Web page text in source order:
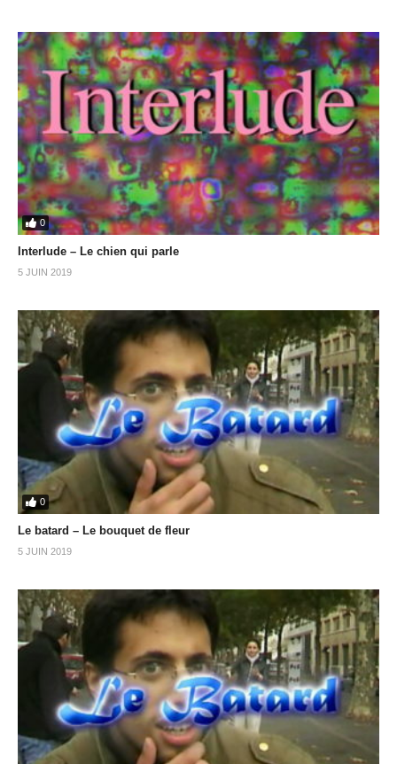
0
Interlude – Le chien qui parle
5 JUIN 2019
0
Le batard – Le bouquet de fleur
5 JUIN 2019